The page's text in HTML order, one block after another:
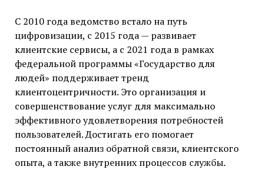
С 2010 года ведомство встало на путь
цифровизации, с 2015 года — развивает
клиентские сервисы, а с 2021 года в рамках
федеральной программы «Государство для
людей» поддерживает тренд
клиентоцентричности. Это организация и
совершенствование услуг для максимально
эффективного удовлетворения потребностей
пользователей. Достигать его помогает
постоянный анализ обратной связи, клиентского
опыта, а также внутренних процессов службы.